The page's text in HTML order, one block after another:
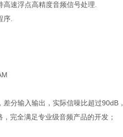
速浮点高精度音频信号处理.
序.
分输入输出，实际信噪比超过90dB，
完全满足专业级音频产品的开发；